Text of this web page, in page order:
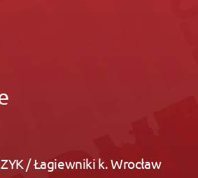
/ Łagiewniki k. Wrocław